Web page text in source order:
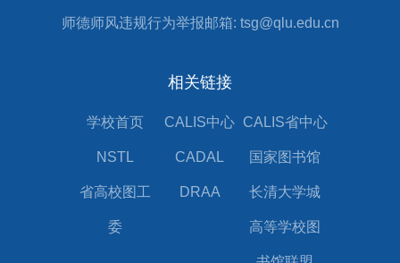
师德师风违规行为举报邮箱: tsg@qlu.edu.cn
相关链接
学校首页 CALIS中心 CALIS省中心
NSTL CADAL 国家图书馆
省高校图工
委
DRAA 长清大学城
高等学校图